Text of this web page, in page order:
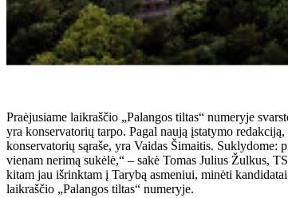
Praėjusiame laikraščio „Palangos tiltas“ numeryje
yra konservatorių tarpo. Pagal naują įstatymo
konservatorių sąraše, yra Vaidas Šimaitis.
vienam nerimą sukėlė,“ – sakė Tomas Julius Žulkus,
kitam jau išrinktam į Tarybą asmeniui, minėti
laikraščio „Palangos tiltas“ numeryje.